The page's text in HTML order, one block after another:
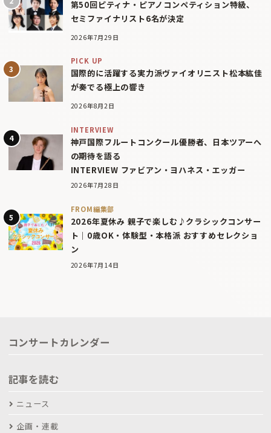
第50回ピティナ・ピアノコンペティション特級、
セミファイナリスト6名が決定
2026年7月29日
PICK UP
国際的に活躍する実力派ヴァイオリニスト松本紘佳
が奏でる極上の響き
2026年8月2日
INTERVIEW
神戸国際フルートコンクール優勝者、日本ツアーへ
の期待を語る
INTERVIEW ファビアン・ヨハネス・エッガー
2026年7月28日
FROM編集部
2026年夏休み 親子で楽しむ♪クラシックコンサー
ト｜0歳OK・体験型・本格派 おすすめセレクショ
ン
2026年7月14日
コンサートカレンダー
記事を読む
ニュース
企画・連載